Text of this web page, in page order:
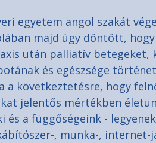
egyetem angol szakát
majd úgy döntött,
után palliatív
és egészsége
a következtetésre, hogy
jelentős mértékben
és a függőségeink -
, munka-, internet-